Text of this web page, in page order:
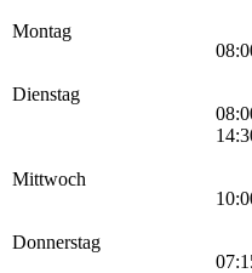
Montag
Dienstag
Mittwoch
Donnerstag